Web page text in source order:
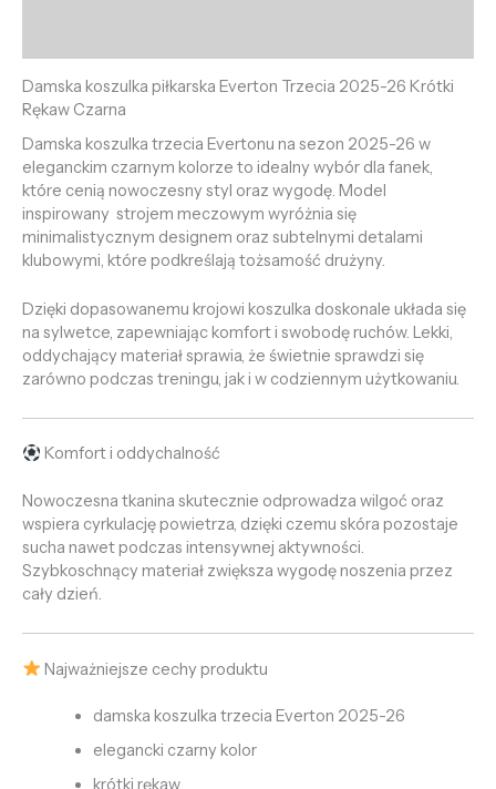
Damska koszulka piłkarska Everton Trzecia 2025-26 Krótki
Rękaw Czarna
Damska koszulka trzecia Evertonu na sezon 2025-26 w
eleganckim czarnym kolorze to idealny wybór dla fanek,
które cenią nowoczesny styl oraz wygodę. Model
inspirowany strojem meczowym wyróżnia się
minimalistycznym designem oraz subtelnymi detalami
klubowymi, które podkreślają tożsamość drużyny.
Dzięki dopasowanemu krojowi koszulka doskonale układa się
na sylwetce, zapewniając komfort i swobodę ruchów. Lekki,
oddychający materiał sprawia, że świetnie sprawdzi się
zarówno podczas treningu, jak i w codziennym użytkowaniu.
Komfort i oddychalność
Nowoczesna tkanina skutecznie odprowadza wilgoć oraz
wspiera cyrkulację powietrza, dzięki czemu skóra pozostaje
sucha nawet podczas intensywnej aktywności.
Szybkoschnący materiał zwiększa wygodę noszenia przez
cały dzień.
Najważniejsze cechy produktu
damska koszulka trzecia Everton 2025-26
elegancki czarny kolor